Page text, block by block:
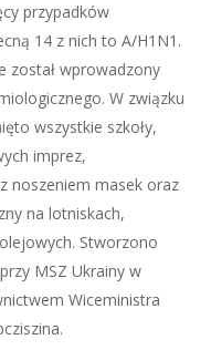
przypadków
14 z nich to A/H1N1.
został wprowadzony
W związku
wszystkie szkoły,
imprez,
noszeniem masek oraz
na lotniskach,
Stworzono
MSZ Ukrainy w
Wiceministra